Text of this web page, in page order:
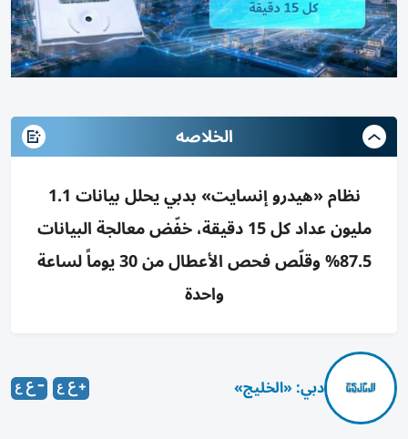
الخلاصه
نظام «هيدرو إنسايت» بدبي يحلل بيانات 1.1
مليون عداد كل 15 دقيقة، خفّض معالجة البيانات
87.5% وقلّص فحص الأعطال من 30 يوماً لساعة
واحدة
دبي: «الخليج»